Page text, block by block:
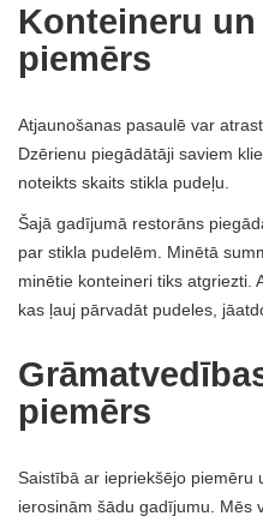
Konteineru
piemērs
Atjaunošanas pasaulē var
Dzērienu piegādātāji saviem
noteikts skaits stikla pudeļu.
Šajā gadījumā restorāns
par stikla pudelēm. Minētā
minētie konteineri tiks atgriezti.
kas ļauj pārvadāt pudeles,
piemērs
Saistībā ar iepriekšējo piemēru
ierosinām šādu gadījumu. Mēs